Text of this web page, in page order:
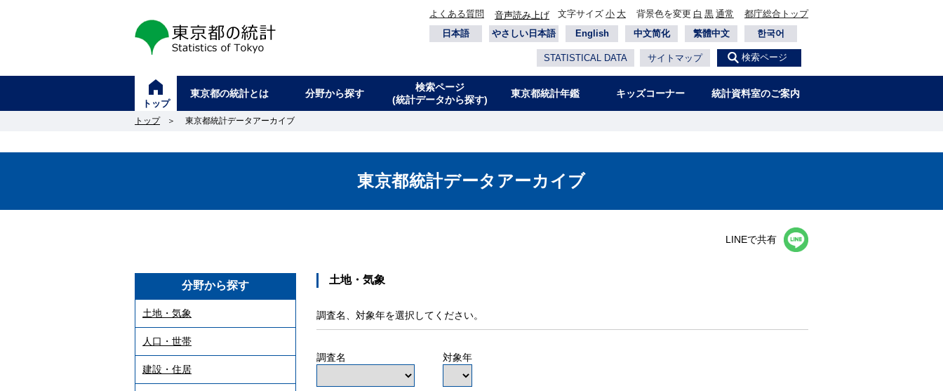
東京都の統計
よくある質問 音声読み上げ 文字サイズ 小 大 背景色を変更 白 黒 通常
都庁総合トップ
日本語
やさしい日本語 English 中文简化 繁體中文 한국어
STATISTICAL DATA サイトマップ 検索ページ
トップ
東京都の統計とは 分野から探す
検索ページ
(統計データから探す)
東京都統計年鑑 キッズコーナー 統計資料室のご案内
トップ ＞ 東京都統計データアーカイブ
東京都統計データアーカイブ
LINEで共有
分野から探す
土地・気象
人口・世帯
建設・住居
土地・気象
調査名、対象年を選択してください。
調査名 対象年